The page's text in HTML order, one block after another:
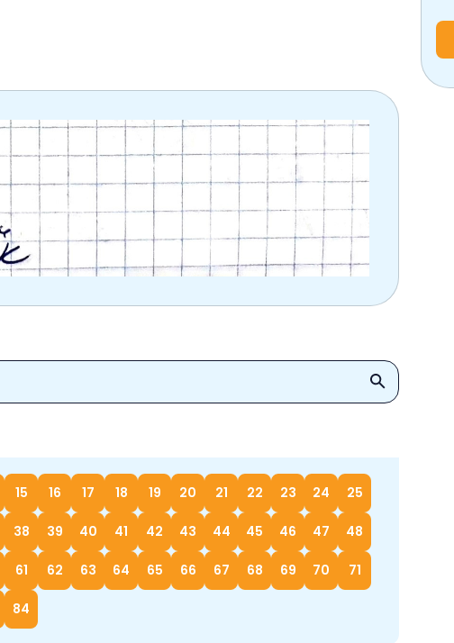
15 16 17 18 19 20 21 22 23 24 25
38 39 40 41 42 43 44 45 46 47 48
61 62 63 64 65 66 67 68 69 70 71
84